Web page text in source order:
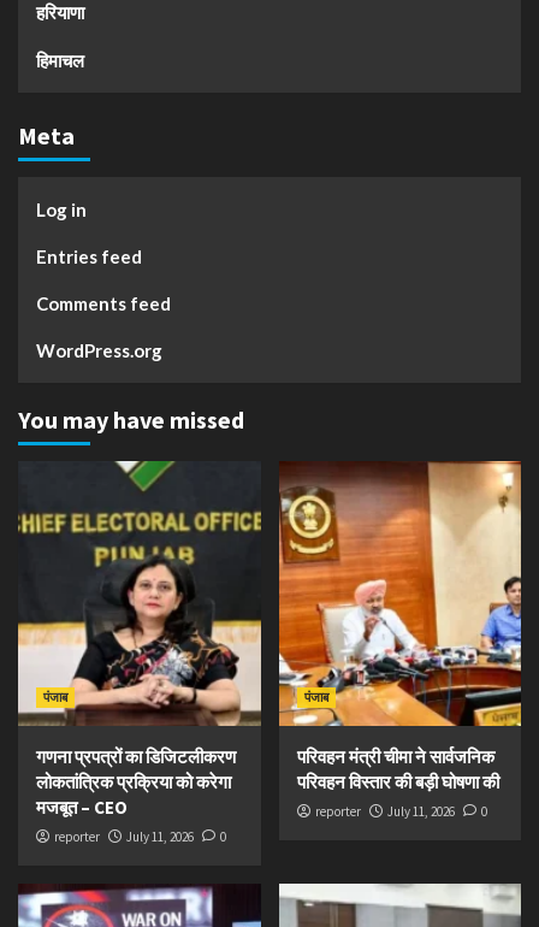
हरियाणा
हिमाचल
Meta
Log in
Entries feed
Comments feed
WordPress.org
You may have missed
पंजाब
गणना प्रपत्रों का डिजिटलीकरण
लोकतांत्रिक प्रक्रिया को करेगा
मजबूत – CEO
reporter July 11, 2026 0
पंजाब
परिवहन मंत्री चीमा ने सार्वजनिक
परिवहन विस्तार की बड़ी घोषणा की
reporter July 11, 2026 0